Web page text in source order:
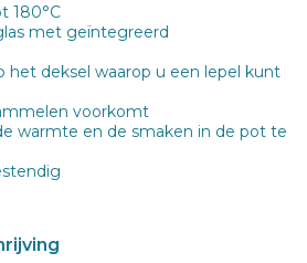
180°C
met geïntegreerd
het deksel waarop u een lepel kunt
voorkomt
warmte en de smaken in de pot te